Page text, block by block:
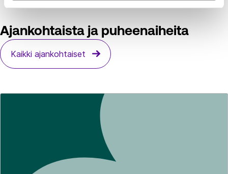
Ajankohtaista ja puheenaiheita
Kaikki ajankohtaiset